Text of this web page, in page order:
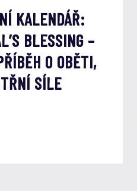
KALENDÁŘ:
BLESSING –
O OBĚTI,
SÍLE